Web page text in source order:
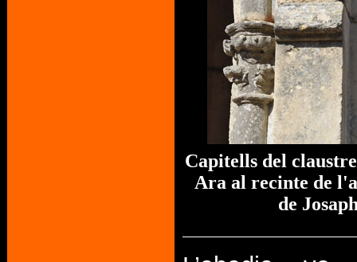
Capitells del
Ara al recinte de
de